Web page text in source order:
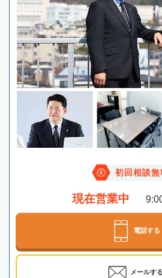
初回相談無
現在営業中
電話する
メールする